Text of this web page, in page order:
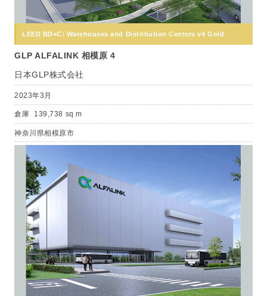
LEED BD+C: Warehouses and Distribution Centers v4 Gold
GLP ALFALINK 相模原 4
日本GLP株式会社
2023年3月
倉庫 139,738 sq m
神奈川県相模原市